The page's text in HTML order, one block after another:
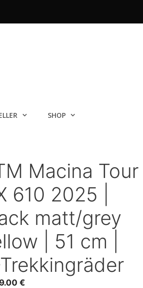
SHOP
Macina Tour
610 2025 |
matt/grey
| 51 cm |
€